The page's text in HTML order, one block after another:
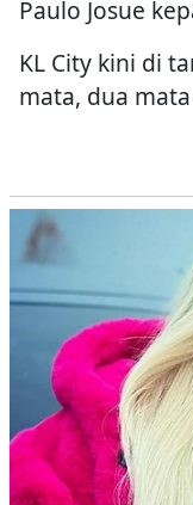
Paulo Josue
KL City kini di
mata, dua